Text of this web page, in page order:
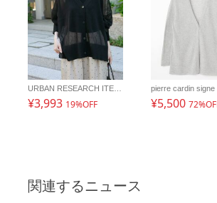
¥3,993 19%OFF
pierre cardin signe
¥5,500
関連するニュース